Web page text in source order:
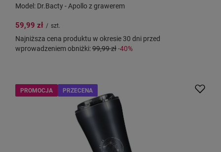
Model: Dr.Bacty - Apollo z grawerem
59,99 zł / szt.
Najniższa cena produktu w okresie 30 dni przed
wprowadzeniem obniżki:99,99 zł-40%
PROMOCJA PRZECENA